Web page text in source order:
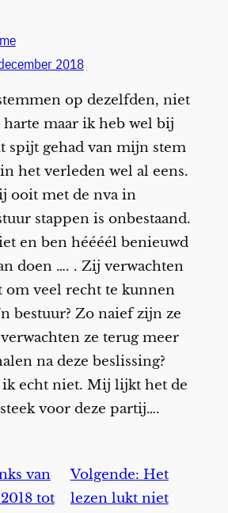
2018
op dezelfden, niet
maar ik heb wel bij
spijt gehad van mijn stem
het verleden wel al eens.
ooit met de nva in
stappen is onbestaand.
en ben héééél benieuwd
doen …. . Zij verwachten
om veel recht te kunnen
bestuur? Zo naief zijn ze
ze terug meer
na deze beslissing?
ik echt niet. Mij lijkt het de
voor deze partij….
van
tot
Volgende: Het
lezen lukt niet